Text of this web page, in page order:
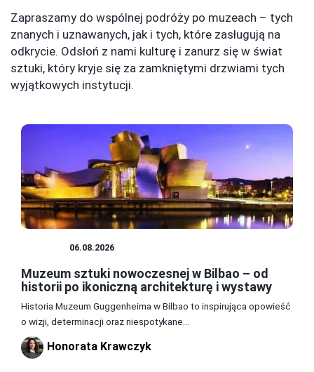
Zapraszamy do wspólnej podróży po muzeach – tych
znanych i uznawanych, jak i tych, które zasługują na
odkrycie. Odsłoń z nami kulturę i zanurz się w świat
sztuki, który kryje się za zamkniętymi drzwiami tych
wyjątkowych instytucji.
06.08.2026
Muzeum sztuki nowoczesnej w Bilbao – od
historii po ikoniczną architekturę i wystawy
Historia Muzeum Guggenheima w Bilbao to inspirująca opowieść
o wizji, determinacji oraz niespotykane...
Honorata Krawczyk